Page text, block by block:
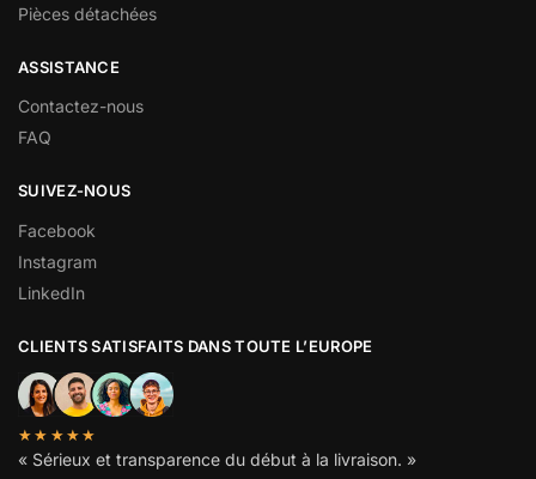
Pièces détachées
ASSISTANCE
Contactez-nous
FAQ
SUIVEZ-NOUS
Facebook
Instagram
LinkedIn
CLIENTS SATISFAITS DANS TOUTE L’EUROPE
★★★★★
« Sérieux et transparence du début à la livraison. »